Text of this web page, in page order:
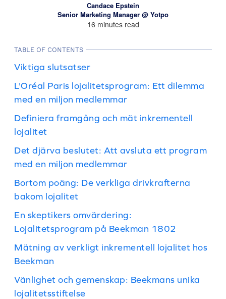
Candace Epstein
Senior Marketing Manager @ Yotpo
16 minutes read
TABLE OF CONTENTS
Viktiga slutsatser
L'Oréal Paris lojalitetsprogram: Ett dilemma
med en miljon medlemmar
Definiera framgång och mät inkrementell
lojalitet
Det djärva beslutet: Att avsluta ett program
med en miljon medlemmar
Bortom poäng: De verkliga drivkrafterna
bakom lojalitet
En skeptikers omvärdering:
Lojalitetsprogram på Beekman 1802
Mätning av verkligt inkrementell lojalitet hos
Beekman
Vänlighet och gemenskap: Beekmans unika
lojalitetsstiftelse